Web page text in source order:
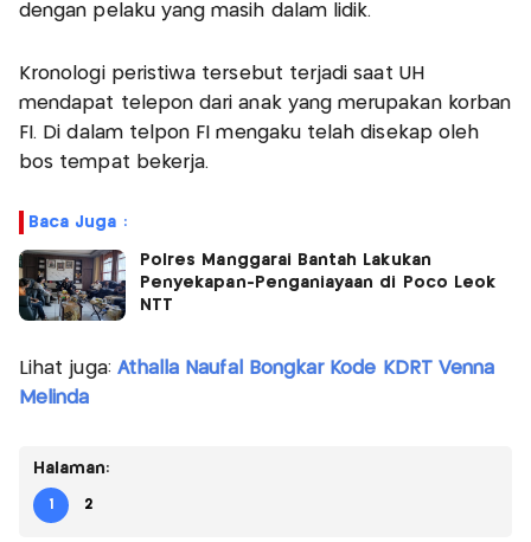
dengan pelaku yang masih dalam lidik.
Kronologi peristiwa tersebut terjadi saat UH
mendapat telepon dari anak yang merupakan korban
FI. Di dalam telpon FI mengaku telah disekap oleh
bos tempat bekerja.
Baca Juga :
Polres Manggarai Bantah Lakukan
Penyekapan-Penganiayaan di Poco Leok
NTT
Lihat juga: Athalla Naufal Bongkar Kode KDRT Venna
Melinda
Halaman:
1 2